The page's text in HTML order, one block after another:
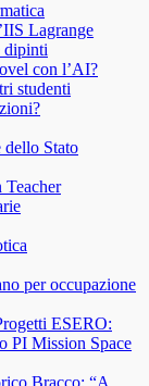
Lagrange
dipinti
con l’AI?
studenti
dello Stato
Teacher
per occupazione
ESERO:
PI Mission Space